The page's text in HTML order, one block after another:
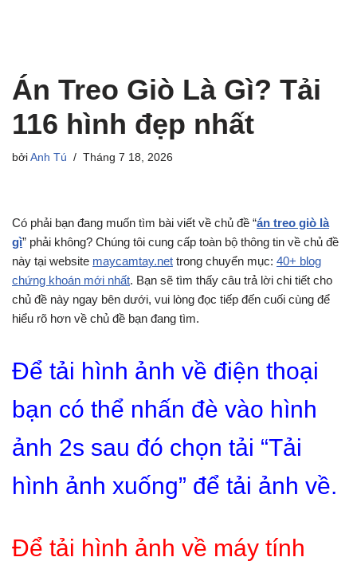
Án Treo Giò Là Gì? Tải
116 hình đẹp nhất
bởi Anh Tú Tháng 7 18, 2026
Có phải bạn đang muốn tìm bài viết về chủ đề “án treo giò là
gì” phải không? Chúng tôi cung cấp toàn bộ thông tin về chủ đề
này tại website maycamtay.net trong chuyển mục: 40+ blog
chứng khoán mới nhất. Bạn sẽ tìm thấy câu trả lời chi tiết cho
chủ đề này ngay bên dưới, vui lòng đọc tiếp đến cuối cùng để
hiểu rõ hơn về chủ đề bạn đang tìm.
Để tải hình ảnh về điện thoại
bạn có thể nhấn đè vào hình
ảnh 2s sau đó chọn tải “Tải
hình ảnh xuống” để tải ảnh về.
Để tải hình ảnh về máy tính